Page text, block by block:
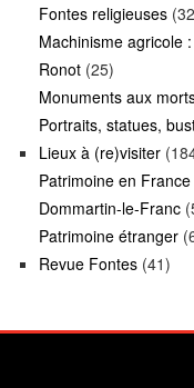
Fontes religieuses
Machinisme agricole
Ronot (25)
Monuments aux
Portraits, statues,
Lieux à (re)visiter
Patrimoine en France
Dommartin-le-Franc
Patrimoine étranger
Revue Fontes (41)